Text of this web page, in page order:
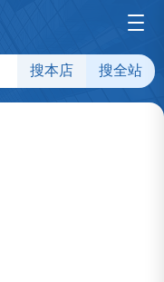
搜本店 搜全站